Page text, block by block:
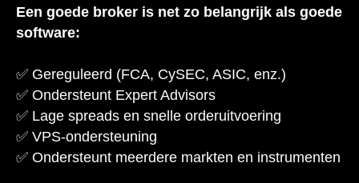
Een goede broker is net zo belangrijk als goede
software:
✅ Gereguleerd (FCA, CySEC, ASIC, enz.)
✅ Ondersteunt Expert Advisors
✅ Lage spreads en snelle orderuitvoering
✅ VPS-ondersteuning
✅ Ondersteunt meerdere markten en instrumenten